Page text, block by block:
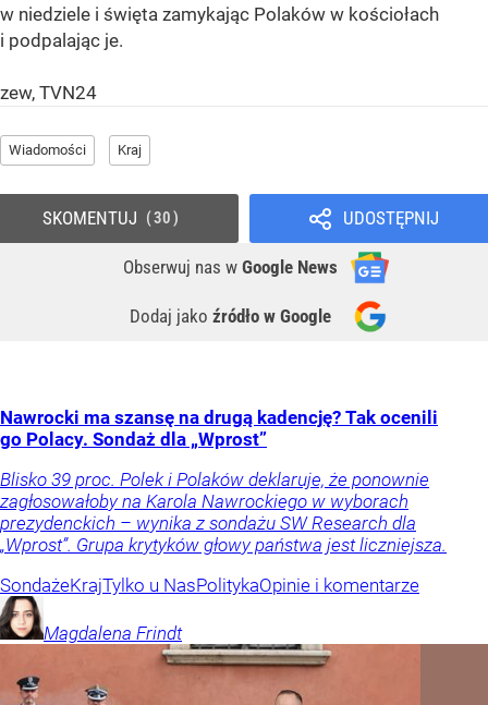
w niedziele i święta zamykając Polaków w kościołach
i podpalając je.
zew, TVN24
Wiadomości Kraj
UDOSTĘPNIJ
Obserwuj nas w Google News
Dodaj jako źródło w Google
SKOMENTUJ 30
Nawrocki ma szansę na drugą kadencję? Tak ocenili
go Polacy. Sondaż dla „Wprost”
Blisko 39 proc. Polek i Polaków deklaruje, że ponownie
zagłosowałoby na Karola Nawrockiego w wyborach
prezydenckich – wynika z sondażu SW Research dla
„Wprost”. Grupa krytyków głowy państwa jest liczniejsza.
SondażeKrajTylko u NasPolitykaOpinie i komentarze
Magdalena Frindt